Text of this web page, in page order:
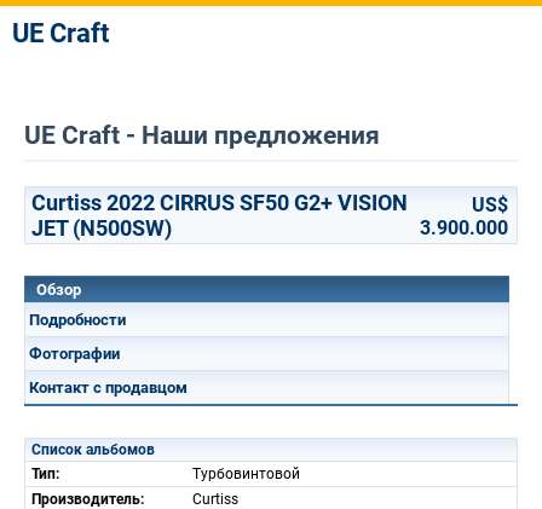
UE Craft
UE Craft - Наши предложения
Curtiss 2022 CIRRUS SF50 G2+ VISION
JET (N500SW)
US$
3.900.000
Обзор
Подробности
Фотографии
Контакт с продавцом
Список альбомов
Тип:
Турбовинтовой
Производитель:
Curtiss